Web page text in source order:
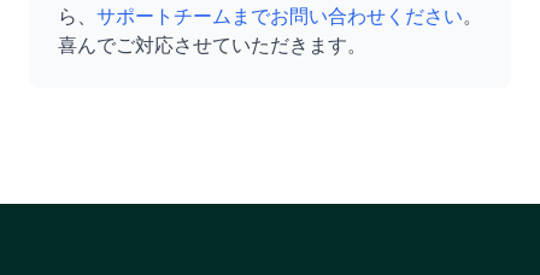
ら、 サポートチームまでお問い合わせください。
喜んでご対応させていただきます。